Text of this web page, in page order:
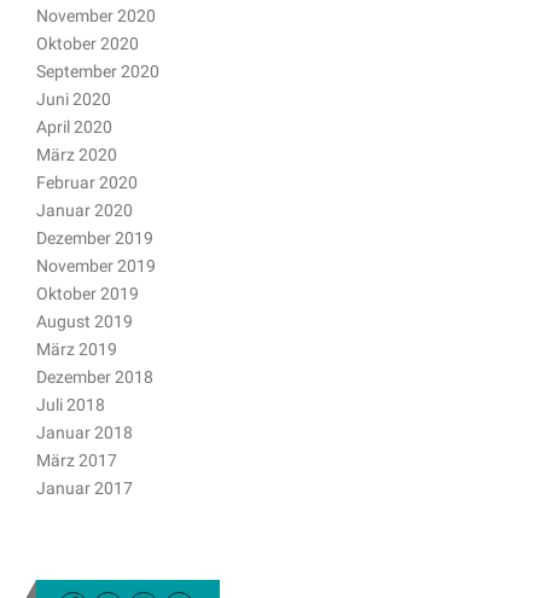
November 2020
Oktober 2020
September 2020
Juni 2020
April 2020
März 2020
Februar 2020
Januar 2020
Dezember 2019
November 2019
Oktober 2019
August 2019
März 2019
Dezember 2018
Juli 2018
Januar 2018
März 2017
Januar 2017